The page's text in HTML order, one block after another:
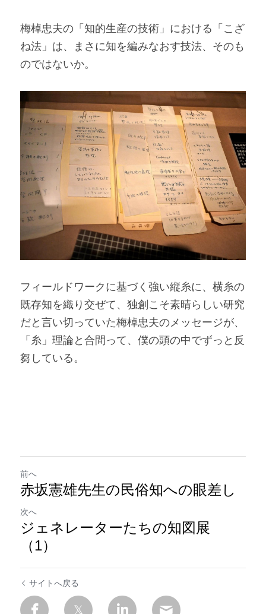
梅棹忠夫の「知的生産の技術」における「こざ
ね法」は、まさに知を編みなおす技法、そのも
のではないか。
フィールドワークに基づく強い縦糸に、横糸の
既存知を織り交ぜて、独創こそ素晴らしい研究
だと言い切っていた梅棹忠夫のメッセージが、
「糸」理論と合間って、僕の頭の中でずっと反
芻している。
前へ
赤坂憲雄先生の民俗知への眼差し
次へ
ジェネレーターたちの知図展
（1）
サイトへ戻る